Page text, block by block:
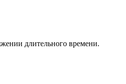
длительного времени.